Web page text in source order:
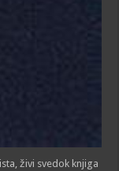
živi svedok knjiga